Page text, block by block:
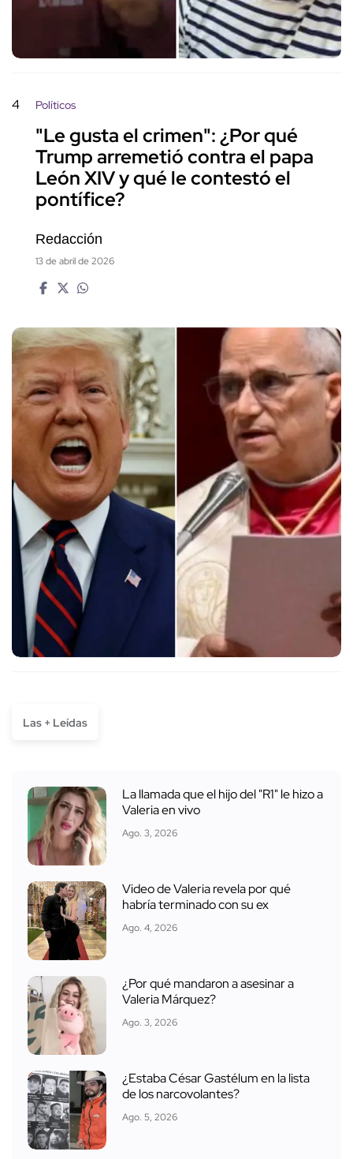
4 Políticos
"Le gusta el crimen": ¿Por qué
Trump arremetió contra el papa
León XIV y qué le contestó el
pontífice?
Redacción
13 de abril de 2026
Las + Leídas
La llamada que el hijo del "R1" le hizo a
Valeria en vivo
Ago. 3, 2026
Video de Valeria revela por qué
habría terminado con su ex
Ago. 4, 2026
¿Por qué mandaron a asesinar a
Valeria Márquez?
Ago. 3, 2026
¿Estaba César Gastélum en la lista
de los narcovolantes?
Ago. 5, 2026